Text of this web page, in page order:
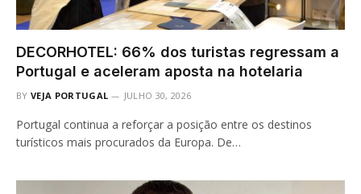
DECORHOTEL: 66% dos turistas regressam a
Portugal e aceleram aposta na hotelaria
BY VEJA PORTUGAL JULHO 30, 2026
Portugal continua a reforçar a posição entre os destinos
turísticos mais procurados da Europa. De…